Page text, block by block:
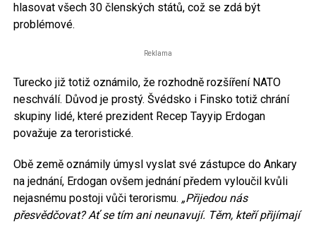
hlasovat všech 30 členských států, což se zdá být
problémové.
Reklama
Turecko již totiž oznámilo, že rozhodně rozšíření NATO
neschválí. Důvod je prostý. Švédsko i Finsko totiž chrání
skupiny lidé, které prezident Recep Tayyip Erdogan
považuje za teroristické.
Obě země oznámily úmysl vyslat své zástupce do Ankary
na jednání, Erdogan ovšem jednání předem vyloučil kvůli
nejasnému postoji vůči terorismu. „Přijedou nás
přesvědčovat? Ať se tím ani neunavují. Těm, kteří přijímají